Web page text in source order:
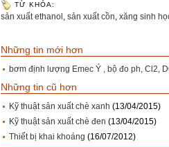
TỪ KHÓA:
sản xuất ethanol , sản xuất cồn, xăng sinh
Những tin mới hơn
bơm định lượng Emec Ý , bộ đo ph, Cl2,
Những tin cũ hơn
Kỹ thuật sản xuất chè xanh (13/04/2015)
Kỹ thuật sản xuất chè đen (13/04/2015)
Thiết bị khai khoáng (16/07/2012)